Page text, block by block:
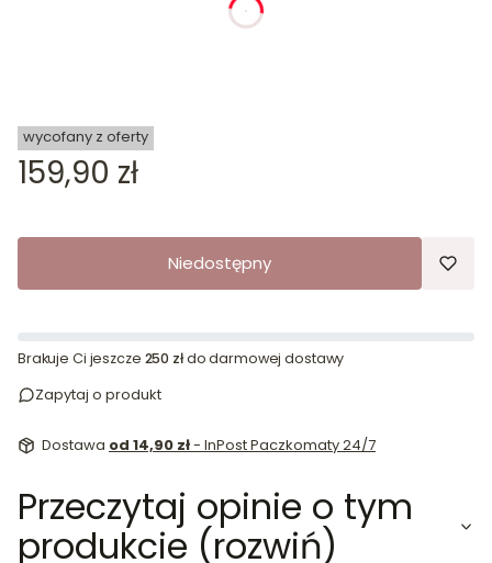
godziny
wycofany z oferty
Cena
159,90 zł
Niedostępny
Brakuje Ci jeszcze 250 złdo darmowej dostawy
Zapytaj o produkt
Dostawa od 14,90 zł- InPost Paczkomaty 24/7
Przeczytaj opinie o tym
produkcie (rozwiń)